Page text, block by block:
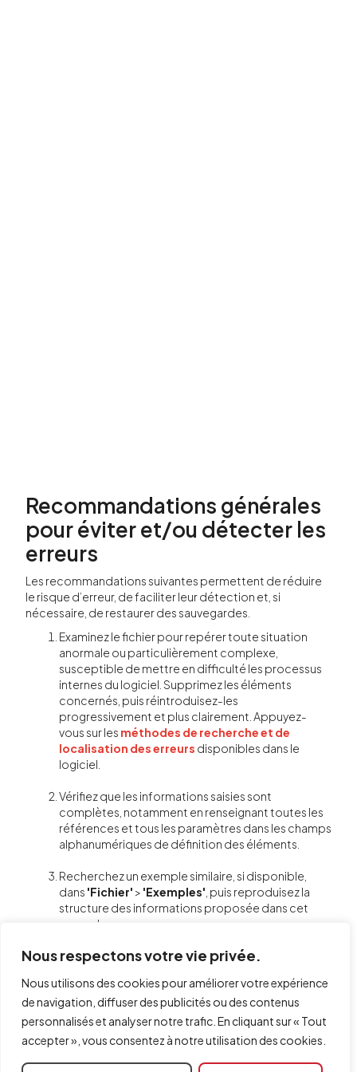
Nous respectons votre vie privée.
Nous utilisons des cookies pour améliorer votre expérience
de navigation, diffuser des publicités ou des contenus
personnalisés et analyser notre trafic. En cliquant sur « Tout
accepter », vous consentez à notre utilisation des cookies.
Recommandations générales
pour éviter et/ou détecter les
erreurs
Les recommandations suivantes permettent de réduire
le risque d’erreur, de faciliter leur détection et, si
nécessaire, de restaurer des sauvegardes.
Examinez le fichier pour repérer toute situation
anormale ou particulièrement complexe,
susceptible de mettre en difficulté les processus
internes du logiciel. Supprimez les éléments
concernés, puis réintroduisez-les
progressivement et plus clairement. Appuyez-
vous sur les méthodes de recherche et de
localisation des erreurs disponibles dans le
logiciel.
Vérifiez que les informations saisies sont
complètes, notamment en renseignant toutes les
références et tous les paramètres dans les champs
alphanumériques de définition des éléments.
Recherchez un exemple similaire, si disponible,
dans 'Fichier' > 'Exemples' , puis reproduisez la
structure des informations proposée dans cet
exemple.
Réalisez régulièrement des sauvegardes manuelles
via'Fichier'>'Enregistrer sous', afin de pouvoir
revenir à tout moment à une version du modèle ne
présentant pas d’erreur.
Utilisez les sauvegardes automatiques : le logiciel
génère des fichiers de sauvegarde dont l’extension